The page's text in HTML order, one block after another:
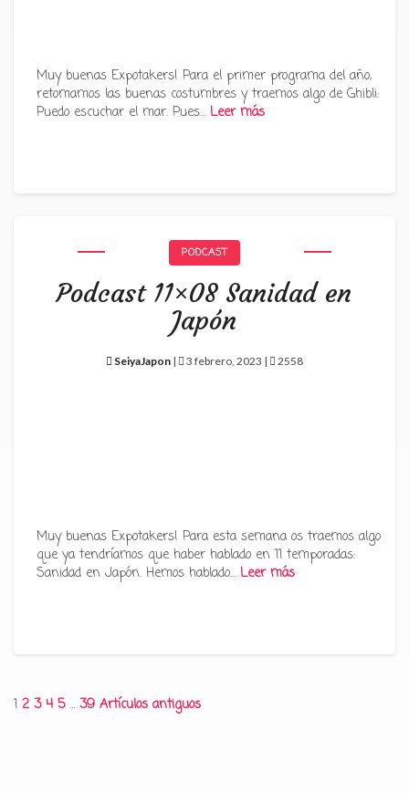
Muy buenas Expotakers! Para el primer programa del año,
retomamos las buenas costumbres y traemos algo de Ghibli:
Puedo escuchar el mar. Pues… Leer más
PODCAST
Podcast 11×08 Sanidad en
Japón
SeiyaJapon | 3 febrero, 2023 | 2558
Muy buenas Expotakers! Para esta semana os traemos algo
que ya tendríamos que haber hablado en 11 temporadas:
Sanidad en Japón. Hemos hablado… Leer más
Paginación
1 2 3 4 5 … 39 Artículos antiguos